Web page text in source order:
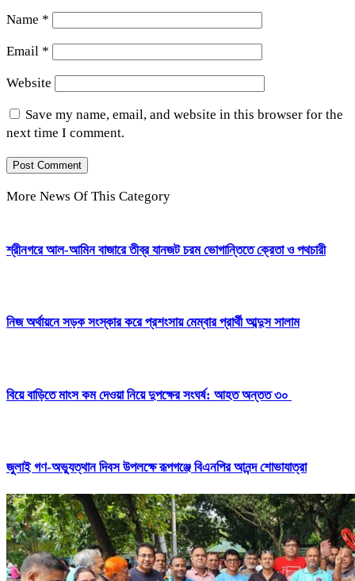
Name *
Email *
Website
Save my name, email, and website in this browser for the
next time I comment.
More News Of This Category
শ্রীনগরে আল-আমিন বাজারে তীব্র যানজট চরম ভোগান্তিতে ক্রেতা ও পথচারী
নিজ অর্থায়নে সড়ক সংস্কার করে প্রশংসায় মেম্বার প্রার্থী আব্দুস সালাম
বিয়ে বাড়িতে মাংস কম দেওয়া নিয়ে দুপক্ষের সংঘর্ষ: আহত অন্তত ৩০ ​
জুলাই গণ-অভ্যুত্থান দিবস উপলক্ষে রূপগঞ্জে বিএনপির আনন্দ শোভাযাত্রা